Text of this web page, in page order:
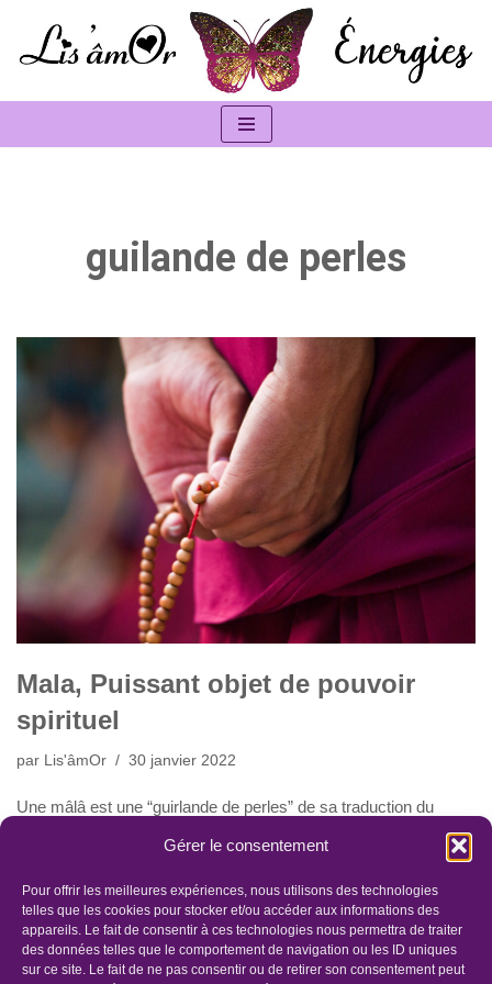
Gérer le consentement
Pour offrir les meilleures expériences, nous utilisons des technologies
telles que les cookies pour stocker et/ou accéder aux informations des
appareils. Le fait de consentir à ces technologies nous permettra de traiter
des données telles que le comportement de navigation ou les ID uniques
sur ce site. Le fait de ne pas consentir ou de retirer son consentement peut
Aller
guilande de perles
Mala, Puissant objet de pouvoir
spirituel
par Lis'âmOr 30 janvier 2022
Une mâlâ est une “guirlande de perles” de sa traduction du
que”collier de fleur” ou encore “guirlande de méditation”.
Traditionnellement elle accompagne le pratiquant bouddhiste
lors de ses prières. Et sert à compter les répétitions de mantras.